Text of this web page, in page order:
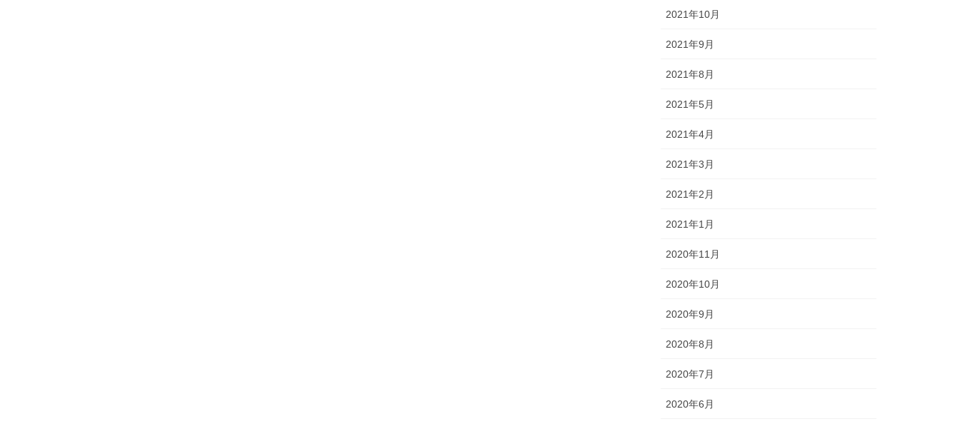
2021年10月
2021年9月
2021年8月
2021年5月
2021年4月
2021年3月
2021年2月
2021年1月
2020年11月
2020年10月
2020年9月
2020年8月
2020年7月
2020年6月